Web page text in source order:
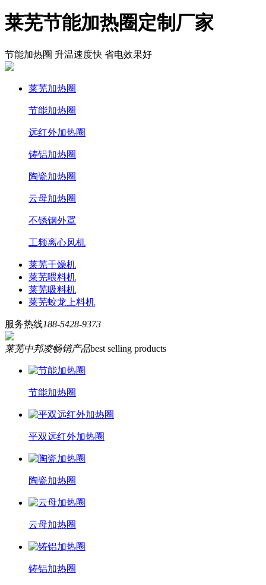
莱芜节能加热圈定制厂家
节能加热圈 升温速度快 省电效果好
莱芜加热圈
节能加热圈
远红外加热圈
铸铝加热圈
陶瓷加热圈
云母加热圈
不锈钢外罩
工频离心风机
莱芜干燥机
莱芜喂料机
莱芜吸料机
莱芜蛟龙上料机
服务热线188-5428-9373
莱芜中邦凌畅销产品best selling products
节能加热圈
平双远红外加热圈
陶瓷加热圈
云母加热圈
铸铝加热圈